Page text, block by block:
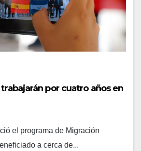
por cuatro años en
el programa de Migración
a cerca de...